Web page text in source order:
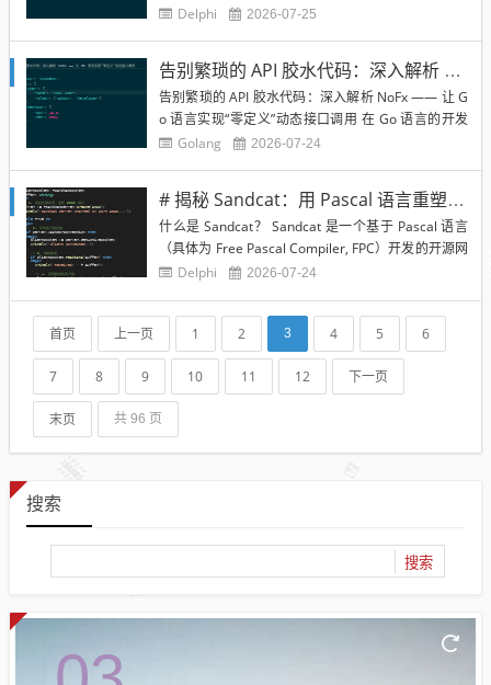
软件开发中，我们习惯了 npm、pip 或 cargo 这样的
Delphi 2026-07-25
告别繁琐的 API 胶水代码：深入解析 NoFx —— 让 Go 语言实现“零定义”动态接口调用
告别繁琐的 API 胶水代码：深入解析 NoFx —— 让 G
o 语言实现“零定义”动态接口调用 在 Go 语言的开发
实践中，我们经常陷入一种“结构体地狱”：为了调用
辑，或者...
Golang 2026-07-24
# 揭秘 Sandcat：用 Pascal 语言重塑的轻量级网络通信利器
什么是 Sandcat？ Sandcat 是一个基于 Pascal 语言
（具体为 Free Pascal Compiler, FPC）开发的开源网
络通信项目。在现代编程语言被 Rust、Go 和 Python
型检查和高效的编译执行能力...
Delphi 2026-07-24
首页 上一页 1 2 3 4 5 6
7 8 9 10 11 12 下一页
末页 共 96 页
搜索
Search